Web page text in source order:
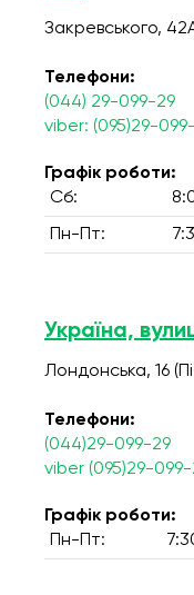
Закревського,
Телефони:
(044) 29-099-29
viber: (095)29-
Графік роботи:
Сб:
Пн-Пт:
Україна,
Лондонська, 16
Телефони:
(044)29-099-29
viber (095)29-099-
Графік роботи:
Пн-Пт: